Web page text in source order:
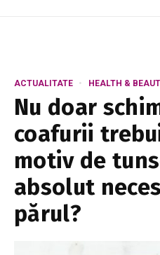
ACTUALITATE HEALTH &
Nu doar
coafurii
motiv de
absolut
părul?